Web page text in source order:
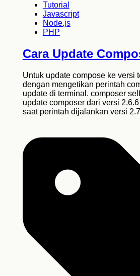
Tutorial
Javascript
Node.js
PHP
Cara Update
Untuk update compose ke versi
dengan mengetikan perintah
update di terminal. composer
update composer dari versi
saat perintah dijalankan versi